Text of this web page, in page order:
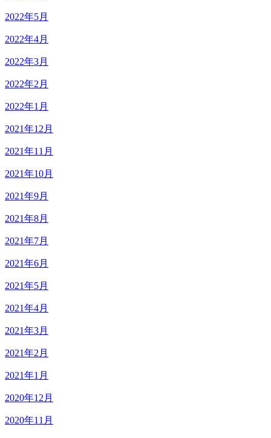
2022年5月
2022年4月
2022年3月
2022年2月
2022年1月
2021年12月
2021年11月
2021年10月
2021年9月
2021年8月
2021年7月
2021年6月
2021年5月
2021年4月
2021年3月
2021年2月
2021年1月
2020年12月
2020年11月